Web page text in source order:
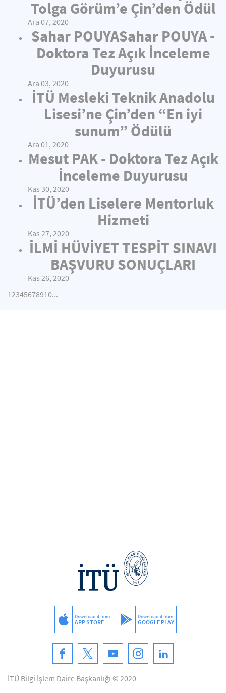
Tolga Görüm’e Çin’den Ödül
Ara 07, 2020
Sahar POUYASahar POUYA -
Doktora Tez Açık İnceleme
Duyurusu
Ara 03, 2020
İTÜ Mesleki Teknik Anadolu
Lisesi’ne Çin’den “En iyi
sunum” Ödülü
Ara 01, 2020
Mesut PAK - Doktora Tez Açık
İnceleme Duyurusu
Kas 30, 2020
İTÜ’den Liselere Mentorluk
Hizmeti
Kas 27, 2020
İLMİ HÜVİYET TESPİT SINAVI
BAŞVURU SONUÇLARI
Kas 26, 2020
12345678910...
Download it from
APP STORE
Download it from
GOOGLE PLAY
İTÜ Bilgi İşlem Daire Başkanlığı © 2020